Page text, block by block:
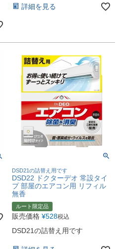
詳細を見る
DSD21の詰替え用です
DSD22 ドクターデオ 常設タイ
プ 部屋のエアコン用 リフィル
無香
ルート限定品
販売価格 ¥528税込
DSD21の詰替え用です